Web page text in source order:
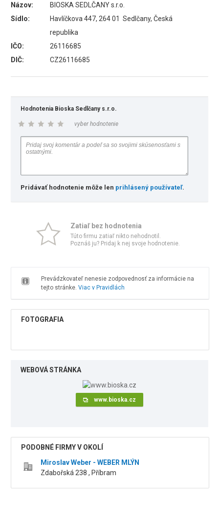
Názov:
BIOSKA SEDLČANY s.r.o.
Sídlo:
Havlíčkova 447, 264 01 Sedlčany, Česká
republika
IČO:
26116685
DIČ:
CZ26116685
Hodnotenia Bioska Sedlčany s.r.o.
vyber hodnotenie
Pridávať hodnotenie môže len prihlásený používateľ.
Zatiaľ bez hodnotenia
Túto firmu zatiaľ nikto nehodnotil.
Poznáš ju? Pridaj k nej svoje hodnotenie.
Prevádzkovateľ nenesie zodpovednosť za informácie na
tejto stránke. Viac v Pravidlách
FOTOGRAFIA
WEBOVÁ STRÁNKA
www.bioska.cz
PODOBNÉ FIRMY V OKOLÍ
Miroslav Weber - WEBER MLÝN
Zdabořská 238 , Příbram